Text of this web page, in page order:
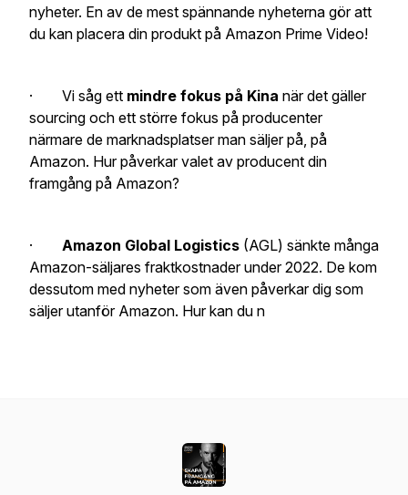
nyheter. En av de mest spännande nyheterna gör att
du kan placera din produkt på Amazon Prime Video!
· Vi såg ett mindre fokus på Kina när det gäller
sourcing och ett större fokus på producenter
närmare de marknadsplatser man säljer på, på
Amazon. Hur påverkar valet av producent din
framgång på Amazon?
· Amazon Global Logistics (AGL) sänkte många
Amazon-säljares fraktkostnader under 2022. De kom
dessutom med nyheter som även påverkar dig som
säljer utanför Amazon. Hur kan du n